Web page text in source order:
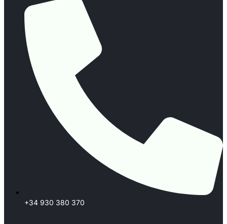
+34 930 380 370